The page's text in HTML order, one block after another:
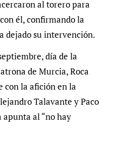
al torero para
él, confirmando la
dejado su intervención.
día de la
de Murcia, Roca
con la afición en la
Talavante y Paco
al “no hay